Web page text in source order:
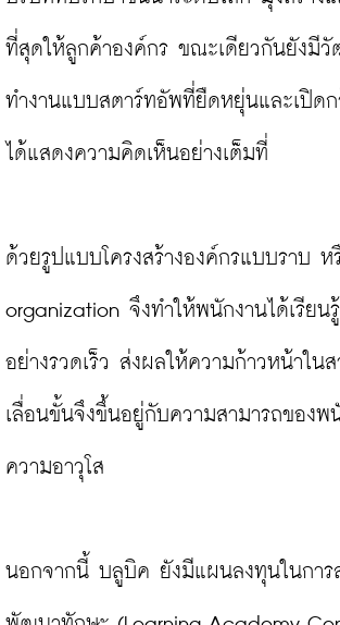
ที่สุดให้ลูกค้าองค์กร ขณะเดียวกันยังมีวั
ทำงานแบบสตาร์ทอัพที่ยืดหยุ่นและเปิดก
ได้แสดงความคิดเห็นอย่างเต็มที่
ด้วยรูปแบบโครงสร้างองค์กรแบบราบ ห
organization จึงทำให้พนักงานได้เรีย
อย่างรวดเร็ว ส่งผลให้ความก้าวหน้าใน
เลื่อนขั้นจึงขึ้นอยู่กับความสามารถของพ
ความอาวุโส
นอกจากนี้ บลูบิค ยังมีแผนลงทุนในการ